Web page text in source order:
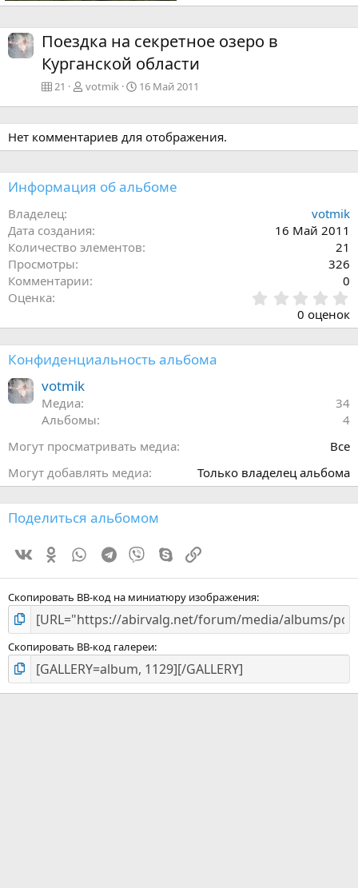
Поездка на секретное озеро в
Курганской области
21 votmik 16 Май 2011
Нет комментариев для отображения.
Информация об альбоме
Владелец
votmik
Дата создания
16 Май 2011
Количество элементов
21
Просмотры
326
Комментарии
0
Оценка
.
0
0
0 оценок
Конфиденциальность альбома
votmik
Медиа
34
Альбомы
4
Могут просматривать медиа
Все
Могут добавлять медиа
Только владелец альбома
Поделиться альбомом
Ok WhatsAppTelegram
Viber SkypeСсылка
Скопировать BB-код на миниатюру изображения
Скопировать BB-код галереи